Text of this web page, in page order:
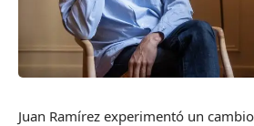
Juan Ramírez experimentó un